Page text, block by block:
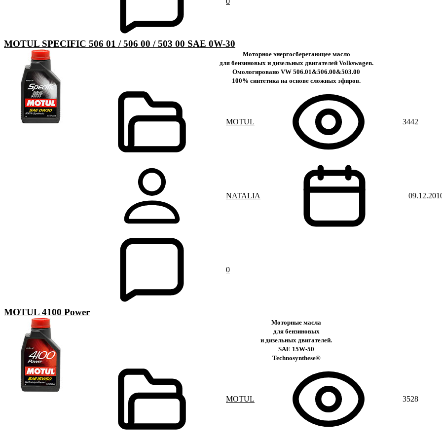
MOTUL SPECIFIC 506 01 / 506 00 / 503 00 SAE 0W-30
Моторное энергосберегающее масло
для бензиновых и дизельных двигателей Volkswagen.
Омологировано VW 506.01&506.00&503.00
100% синтетика на основе сложных эфиров.
MOTUL 3442
NATALIA
0
MOTUL 4100 Power
Моторные масла
для бензиновых
и дизельных двигателей.
SAE 15W-50
Technosynthese®
MOTUL 3528